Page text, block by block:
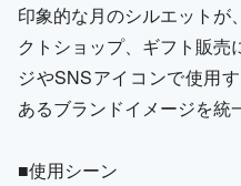
印象的な月のシルエットが
クトショップ、ギフト販売
ジやSNSアイコンで使用
あるブランドイメージを統
■使用シーン